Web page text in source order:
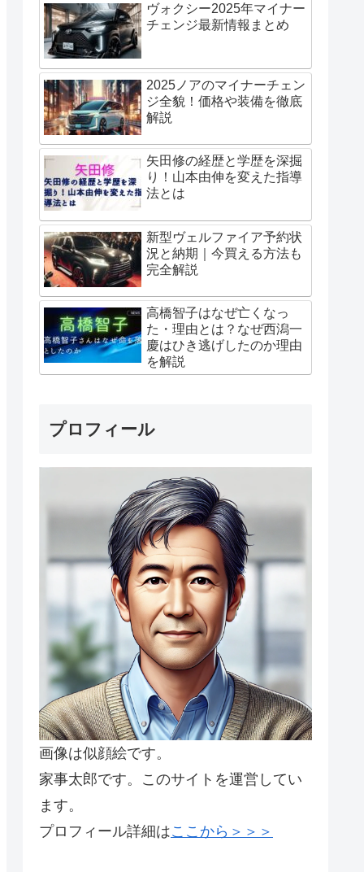
ヴォクシー2025年マイナー
チェンジ最新情報まとめ
2025ノアのマイナーチェン
ジ全貌！価格や装備を徹底
解説
矢田修の経歴と学歴を深掘
り！山本由伸を変えた指導
法とは
新型ヴェルファイア予約状
況と納期｜今買える方法も
完全解説
高橋智子はなぜ亡くなっ
た・理由とは？なぜ西潟一
慶はひき逃げしたのか理由
を解説
プロフィール
画像は似顔絵です。
家事太郎です。このサイトを運営してい
ます。
プロフィール詳細はここから＞＞＞